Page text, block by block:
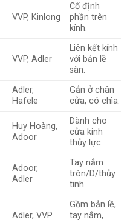
VVP, Kinlong
Cố định
phần trên
kính.
VVP, Adler
Liên kết kính
với bản lề
sàn.
Adler,
Hafele
Gắn ở chân
cửa, có chìa.
Huy Hoàng,
Adoor
Dành cho
cửa kính
thủy lực.
Adoor,
Adler
Tay nắm
tròn/D/thủy
tinh.
Adler, VVP
Gồm bản lề,
tay nắm,